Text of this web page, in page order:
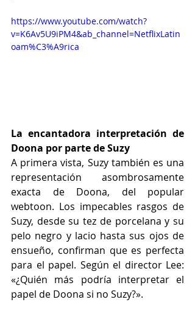
https://www.youtube.com/watch?
v=K6Av5U9iPM4&ab_channel=NetflixLatin
oam%C3%A9rica
La encantadora interpretación de
Doona por parte de Suzy
A primera vista, Suzy también es una
representación asombrosamente
exacta de Doona, del popular
webtoon. Los impecables rasgos de
Suzy, desde su tez de porcelana y su
pelo negro y lacio hasta sus ojos de
ensueño, confirman que es perfecta
para el papel. Según el director Lee:
«¿Quién más podría interpretar el
papel de Doona si no Suzy?».